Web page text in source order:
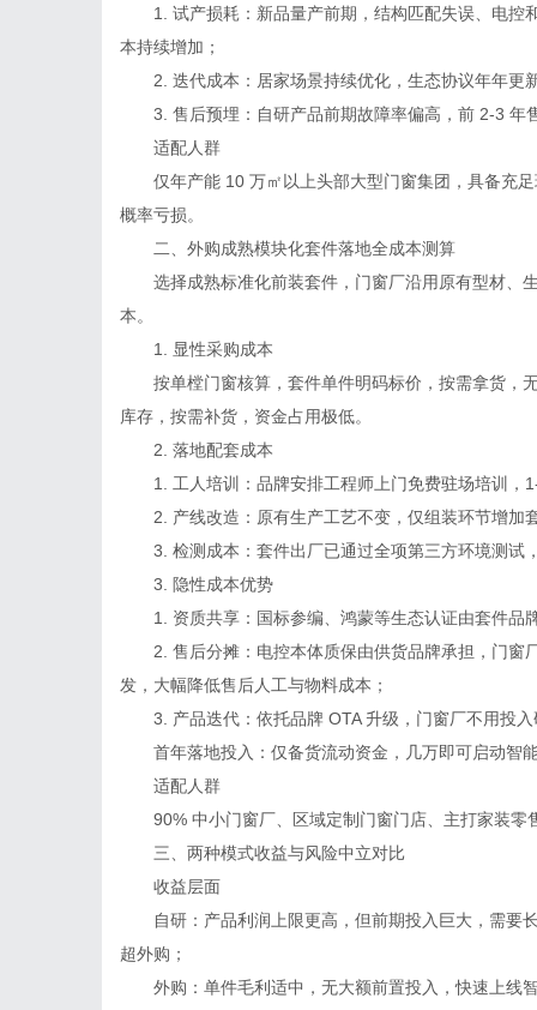
1. 试产损耗：新品量产前期，结构匹配失误、电控
本持续增加；
2. 迭代成本：居家场景持续优化，生态协议年年更
3. 售后预埋：自研产品前期故障率偏高，前 2-3 年
适配人群
仅年产能 10 万㎡以上头部大型门窗集团，具备充足
概率亏损。
二、外购成熟模块化套件落地全成本测算
选择成熟标准化前装套件，门窗厂沿用原有型材、
本。
1. 显性采购成本
按单樘门窗核算，套件单件明码标价，按需拿货，
库存，按需补货，资金占用极低。
2. 落地配套成本
1. 工人培训：品牌安排工程师上门免费驻场培训，
2. 产线改造：原有生产工艺不变，仅组装环节增加
3. 检测成本：套件出厂已通过全项第三方环境测试
3. 隐性成本优势
1. 资质共享：国标参编、鸿蒙等生态认证由套件品
2. 售后分摊：电控本体质保由供货品牌承担，门窗
发，大幅降低售后人工与物料成本；
3. 产品迭代：依托品牌 OTA 升级，门窗厂不用投入
首年落地投入：仅备货流动资金，几万即可启动智
适配人群
90% 中小门窗厂、区域定制门窗门店、主打家装零
三、两种模式收益与风险中立对比
收益层面
自研：产品利润上限更高，但前期投入巨大，需要
超外购；
外购：单件毛利适中，无大额前置投入，快速上线